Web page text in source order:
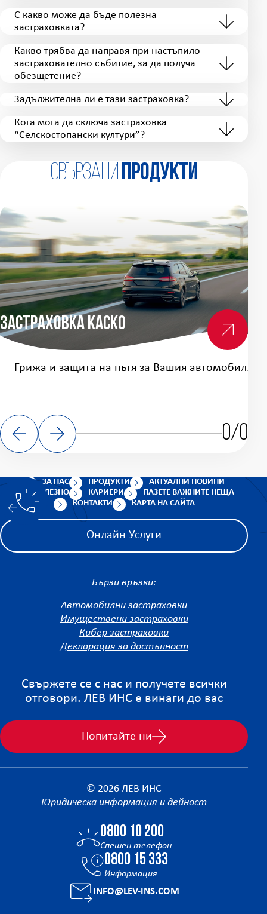
С какво може да бъде полезна
застраховката?
Какво трябва да направя при настъпило
застрахователно събитие, за да получа
обезщетение?
Задължителна ли е тази застраховка?
Кога мога да сключа застраховка
“Селскостопански култури”?
Свързанипродукти
Застраховка Каско
Грижа и защита на пътя за Вашия автомобил.
0/0
ЗА НАС ПРОДУКТИ
АКТУАЛНИ НОВИНИ
ПОЛЕЗНО
КАРИЕРИ
ПАЗЕТЕ ВАЖНИТЕ НЕЩА
КОНТАКТИ
КАРТА НА САЙТА
Онлайн Услуги
Бързи връзки:
Автомобилни застраховки
Имуществени застраховки
Кибер застраховки
Декларация за достъпност
Свържете се с нас и получете всички
отговори. ЛЕВ ИНС е винаги до вас
Попитайте ни
© 2026 ЛЕВ ИНС
Юридическа информация и дейност
0800 10 200
Спешен телефон
0800 15 333
Информация
INFO@LEV-INS.COM